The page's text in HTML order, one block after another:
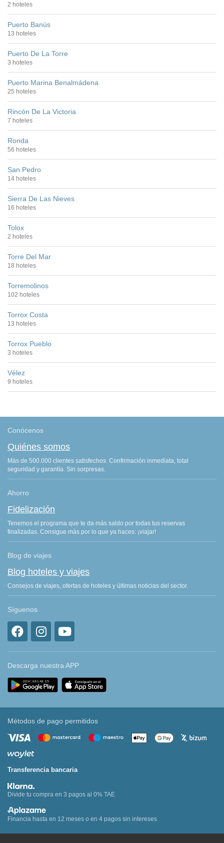
2 hoteles
Puerto Banús
13 hoteles
Puerto De La Torre
3 hoteles
Puerto Marina Benalmádena
25 hoteles
Rincón De La Victoria
7 hoteles
Ronda
56 hoteles
San Pedro
14 hoteles
Sierra De Las Nieves
16 hoteles
Tolox
2 hoteles
Torre Del Mar
18 hoteles
Torremolinos
102 hoteles
Torrox Costa
13 hoteles
Torrox Pueblo
3 hoteles
Vélez
9 hoteles
Conócenos
Quiénes somos
Más de 500.000 clientes satisfechos. Confirmación inmediata, total
seguridad y garantía. Sin sorpresas.
Ahorro
Fidelización
Tenemos el programa que te da más saldo por todas tus reservas
finalizadas. Consigue más por lo que ya haces: ¡viajar!
Blog de viajes
Blog hoteles y viajes
Consejos de viajes, ofertas de hoteles y últimas noticias del sector.
Síguenos
Descarga nuestra APP
Métodos de pago permitidos
Transferencia bancaria
Divide tu compra en 3 pagos al 0% TAE
Financia hasta en 12 meses o en 4 pagos sin intereses